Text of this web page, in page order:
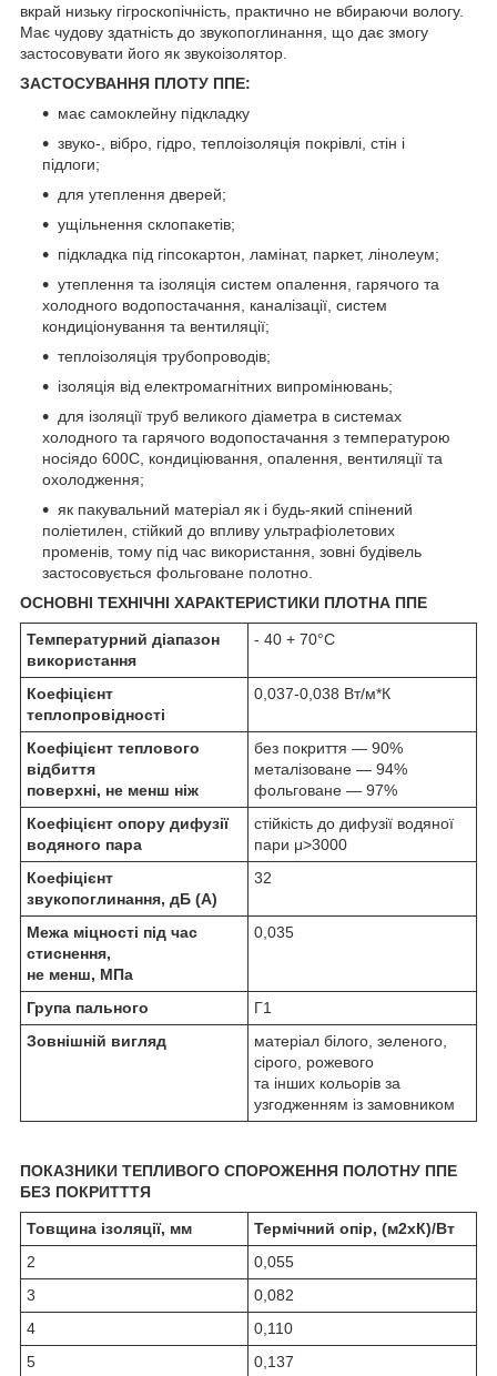
вкрай низьку гігроскопічність, практично не вбираючи вологу.
Має чудову здатність до звукопоглинання, що дає змогу
застосовувати його як звукоізолятор.
ЗАСТОСУВАННЯ ПЛОТУ ППЕ:
має самоклейну підкладку
звуко-, вібро, гідро, теплоізоляція покрівлі, стін і
підлоги;
для утеплення дверей;
ущільнення склопакетів;
підкладка під гіпсокартон, ламінат, паркет, лінолеум;
утеплення та ізоляція систем опалення, гарячого та
холодного водопостачання, каналізації, систем
кондиціонування та вентиляції;
теплоізоляція трубопроводів;
ізоляція від електромагнітних випромінювань;
для ізоляції труб великого діаметра в системах
холодного та гарячого водопостачання з температурою
носіядо 600С, кондиціювання, опалення, вентиляції та
охолодження;
як пакувальний матеріал як і будь-який спінений
поліетилен, стійкий до впливу ультрафіолетових
променів, тому під час використання, зовні будівель
застосовується фольговане полотно.
ОСНОВНІ ТЕХНІЧНІ ХАРАКТЕРИСТИКИ ПЛОТНА ППЕ
Температурний діапазон
використання
- 40 + 70°С
Коефіцієнт
теплопровідності
0,037-0,038 Вт/м*К
Коефіцієнт теплового
відбиття
поверхні, не менш ніж
без покриття — 90%
металізоване — 94%
фольговане — 97%
Коефіцієнт опору дифузії
водяного пара
стійкість до дифузії водяної
пари μ>3000
Коефіцієнт
звукопоглинання, дБ (А)
32
Межа міцності під час
стиснення,
не менш, МПа
0,035
Група пального
Г1
Зовнішній вигляд
матеріал білого, зеленого,
сірого, рожевого
та інших кольорів за
узгодженням із замовником
ПОКАЗНИКИ ТЕПЛИВОГО СПОРОЖЕННЯ ПОЛОТНУ ППЕ
БЕЗ ПОКРИТТТЯ
Товщина ізоляції, мм
Термічний опір, (м2хК)/Вт
2
0,055
3
0,082
4
0,110
5
0,137